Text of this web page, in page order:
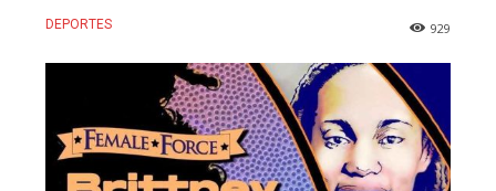
DEPORTES 929